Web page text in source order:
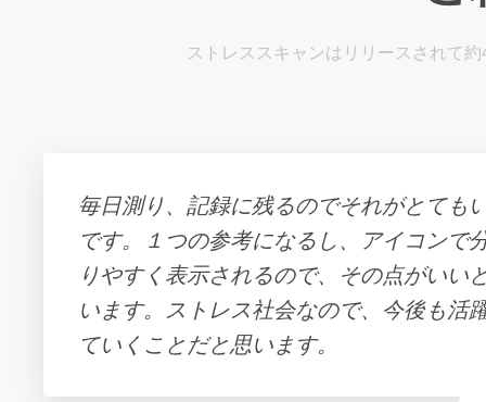
ストレススキャンはリリースされて
毎日測り、記録に残るのでそれがとても
です。１つの参考になるし、アイコンで
りやすく表示されるので、その点がいい
います。ストレス社会なので、今後も活
ていくことだと思います。